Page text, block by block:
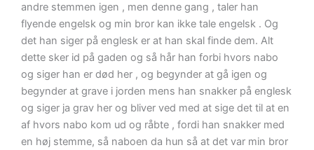
andre stemmen igen , men denne gang , taler han
flyende engelsk og min bror kan ikke tale engelsk . Og
det han siger på englesk er at han skal finde dem. Alt
dette sker id på gaden og så hår han forbi hvors nabo
og siger han er død her , og begynder at gå igen og
begynder at grave i jorden mens han snakker på englesk
og siger ja grav her og bliver ved med at sige det til at en
af hvors nabo kom ud og råbte , fordi han snakker med
en høj stemme, så naboen da hun så at det var min bror